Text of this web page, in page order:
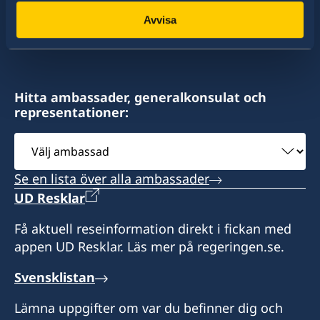
Avvisa
konsulat. Sveriges utrikesrepresentation består
av drygt 100 utlandsmyndigheter.
Hitta ambassader, generalkonsulat och
representationer:
Välj
ambassad
Se en lista över alla ambassader
UD Resklar
Få aktuell reseinformation direkt i fickan med
appen UD Resklar. Läs mer på regeringen.se.
Svensklistan
Lämna uppgifter om var du befinner dig och